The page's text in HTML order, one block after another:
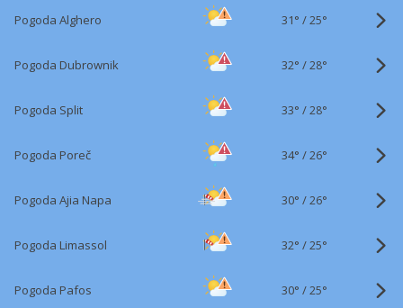
Pogoda Alghero 31° /25°
Pogoda Dubrownik 32° /28°
Pogoda Split 33° /28°
Pogoda Poreč 34° /26°
Pogoda Ajia Napa 30° /26°
Pogoda Limassol 32° /25°
Pogoda Pafos 30° /25°